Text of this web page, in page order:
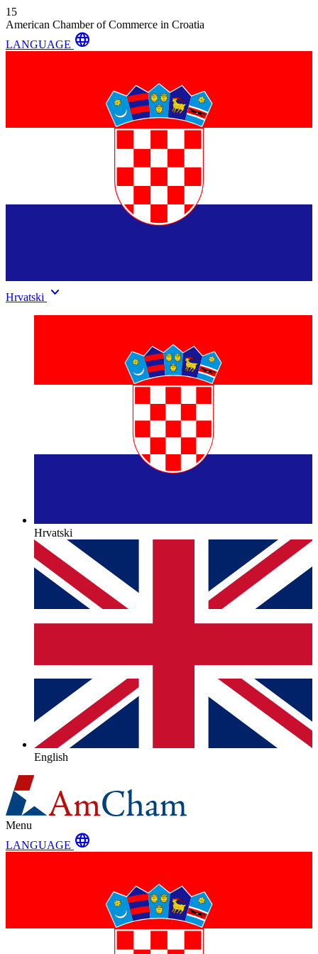
15
American Chamber of Commerce in Croatia
LANGUAGE language
Hrvatski keyboard_arrow_down
Hrvatski
English
Menu
LANGUAGE language